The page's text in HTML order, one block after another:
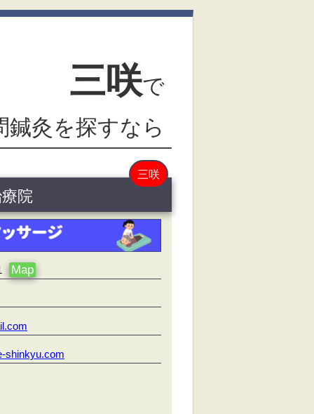
三咲で
灸を探すなら
三咲
院
Map
shinkyu.com